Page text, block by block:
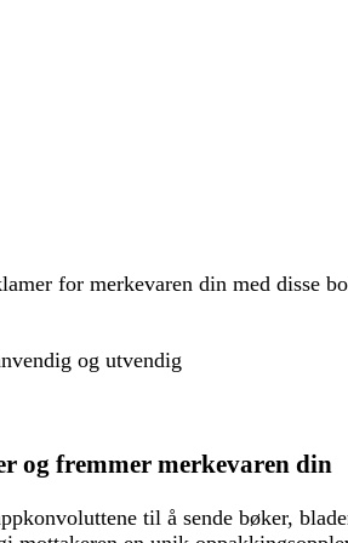
for merkevaren din med disse
og utvendig
og fremmer merkevaren din
til å sende bøker,